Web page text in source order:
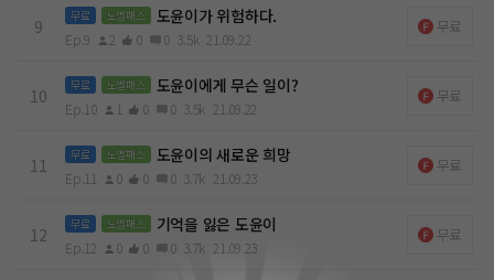
9
무료 노벨패스 도윤이가 위험하다.
Ep.9 2 0 0 3.5k 21.09.22
무료
10
무료 노벨패스 도윤이에게 무슨 일이?
Ep.10 1 0 0 3.5k 21.09.22
무료
11
무료 노벨패스 도윤이의 새로운 희망
Ep.11 0 0 0 3.7k 21.09.23
무료
12
무료 노벨패스 기억을 잃은 도윤이
Ep.12 0 0 0 3.7k 21.09.23
무료